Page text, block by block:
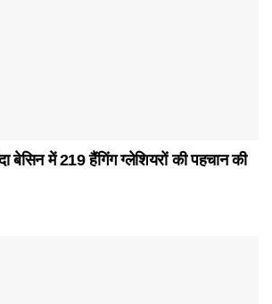
में 219 हैंगिंग ग्लेशियरों की पहचान की